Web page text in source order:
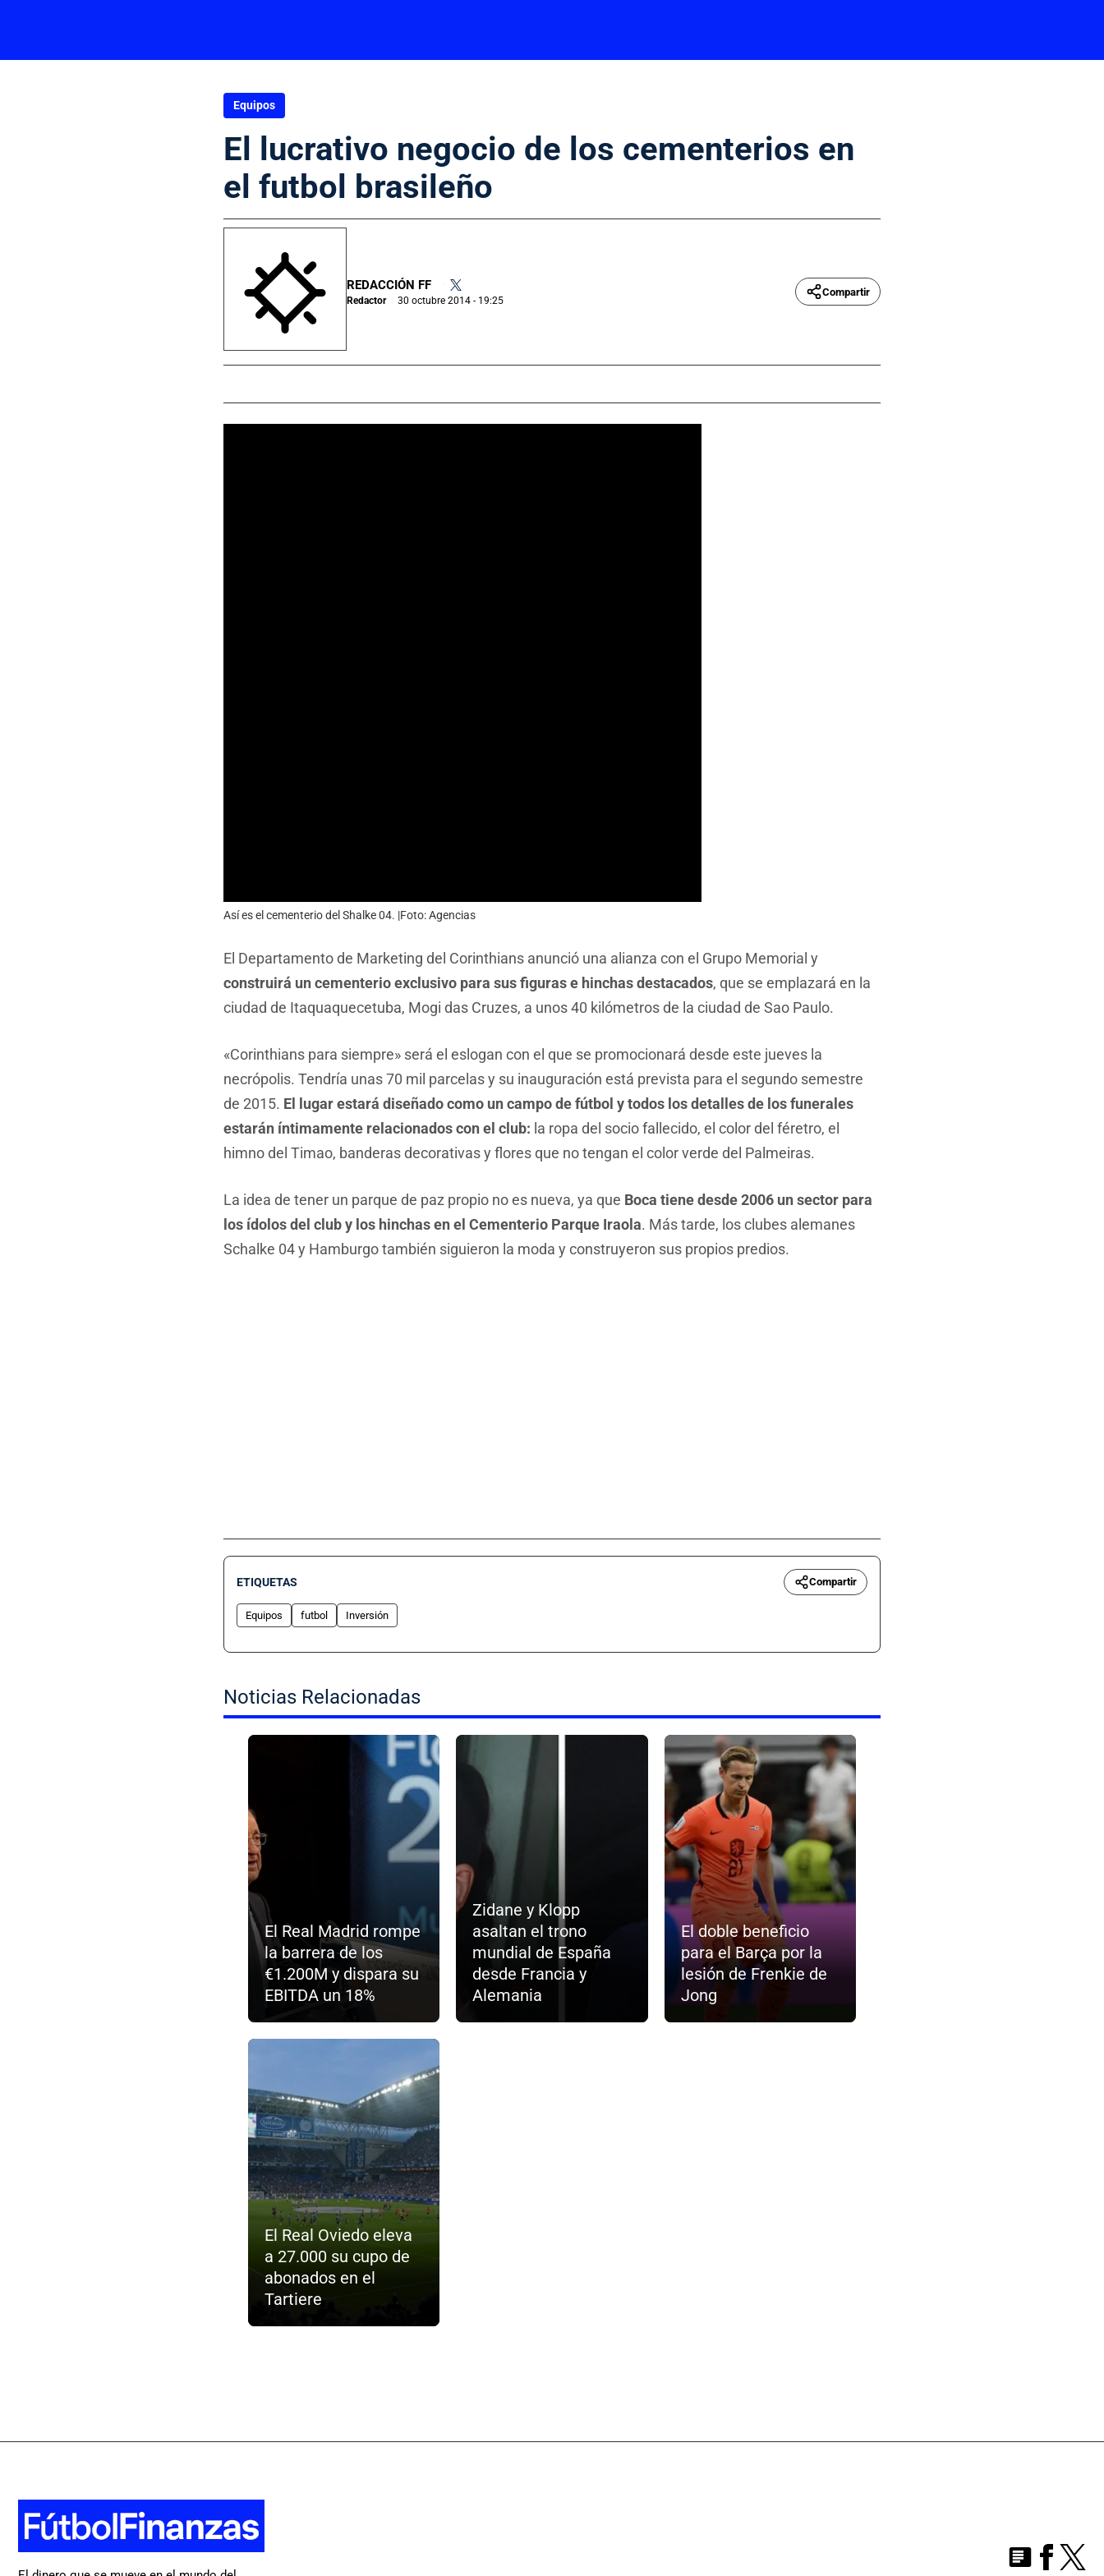
Equipos
El lucrativo negocio de los cementerios en
el futbol brasileño
REDACCIÓN FF
Redactor 30 octubre 2014 - 19:25
Compartir
Así es el cementerio del Shalke 04. |Foto: Agencias
El Departamento de Marketing del Corinthians anunció una alianza con el Grupo Memorial y
construirá un cementerio exclusivo para sus figuras e hinchas destacados, que se emplazará en la
ciudad de Itaquaquecetuba, Mogi das Cruzes, a unos 40 kilómetros de la ciudad de Sao Paulo.
«Corinthians para siempre» será el eslogan con el que se promocionará desde este jueves la
necrópolis. Tendría unas 70 mil parcelas y su inauguración está prevista para el segundo semestre
de 2015. El lugar estará diseñado como un campo de fútbol y todos los detalles de los funerales
estarán íntimamente relacionados con el club: la ropa del socio fallecido, el color del féretro, el
himno del Timao, banderas decorativas y flores que no tengan el color verde del Palmeiras.
La idea de tener un parque de paz propio no es nueva, ya que Boca tiene desde 2006 un sector para
los ídolos del club y los hinchas en el Cementerio Parque Iraola. Más tarde, los clubes alemanes
Schalke 04 y Hamburgo también siguieron la moda y construyeron sus propios predios.
ETIQUETAS Compartir
Equipos futbol Inversión
Noticias Relacionadas
El Real Madrid rompe
la barrera de los
€1.200M y dispara su
EBITDA un 18%
Zidane y Klopp
asaltan el trono
mundial de España
desde Francia y
Alemania
El doble beneficio
para el Barça por la
lesión de Frenkie de
Jong
El Real Oviedo eleva
a 27.000 su cupo de
abonados en el
Tartiere